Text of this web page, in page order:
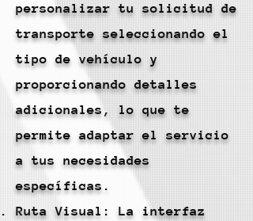
personalizar tu solicitud de
transporte seleccionando el
tipo de vehículo y
proporcionando detalles
adicionales, lo que te
permite adaptar el servicio
a tus necesidades
específicas.
Ruta Visual: La interfaz